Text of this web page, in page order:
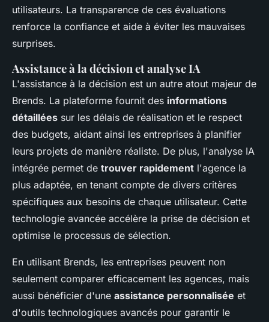
utilisateurs. La transparence de ces évaluations
renforce la confiance et aide à éviter les mauvaises
surprises.
Assistance à la décision et analyse IA
L'assistance à la décision est un autre atout majeur de
Brends. La plateforme fournit des informations
détaillées sur les délais de réalisation et le respect
des budgets, aidant ainsi les entreprises à planifier
leurs projets de manière réaliste. De plus, l'analyse IA
intégrée permet de trouver rapidement l'agence la
plus adaptée, en tenant compte de divers critères
spécifiques aux besoins de chaque utilisateur. Cette
technologie avancée accélère la prise de décision et
optimise le processus de sélection.
En utilisant Brends, les entreprises peuvent non
seulement comparer efficacement les agences, mais
aussi bénéficier d'une assistance personnalisée et
d'outils technologiques avancés pour garantir le